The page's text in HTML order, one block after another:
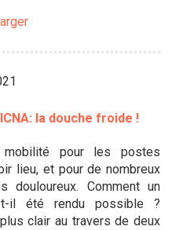
la douche froide !
mobilité pour les postes
lieu, et pour de nombreux
Comment un
t-il été rendu possible ?
clair au travers de deux